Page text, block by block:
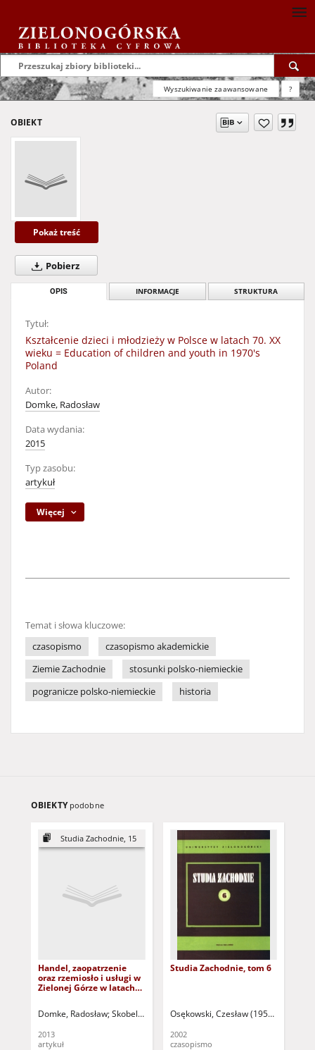
Wyszukiwanie zaawansowane ?
OBIEKT
Pokaż treść
Pobierz
OPIS INFORMACJE STRUKTURA
Tytuł:
Kształcenie dzieci i młodzieży w Polsce w latach 70. XX
wieku = Education of children and youth in 1970's
Poland
Autor:
Domke, Radosław
Data wydania:
2015
Typ zasobu:
artykuł
Więcej
Temat i słowa kluczowe:
czasopismo
czasopismo akademickie
Ziemie Zachodnie
stosunki polsko-niemieckie
pogranicze polsko-niemieckie
historia
OBIEKTY podobne
Studia Zachodnie, 15
Handel, zaopatrzenie
oraz rzemiosło i usługi w
Zielonej Górze w latach
services in Zielona Góra
Domke, Radosław Skobelski, Robert (1968- ) - red.
2013
artykuł
Studia Zachodnie, tom 6
Osękowski, Czesław (1952- ) - red.
2002
czasopismo